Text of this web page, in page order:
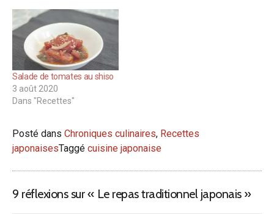
Salade de tomates au shiso
3 août 2020
Dans "Recettes"
Posté dans Chroniques culinaires, Recettes
japonaisesTaggé cuisine japonaise
9 réflexions sur « Le repas traditionnel japonais»